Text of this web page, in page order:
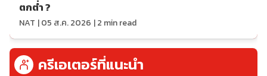
ตกต่ำ ?
NAT |05 ส.ค. 2026 |2 min read
ครีเอเตอร์ที่แนะนำ